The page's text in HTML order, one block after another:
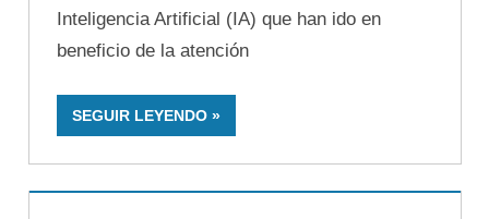
Inteligencia Artificial (IA) que han ido en
beneficio de la atención
SEGUIR LEYENDO